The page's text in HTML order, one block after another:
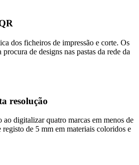
dos ficheiros de impressão e corte. Os
de designs nas pastas da rede da
resolução
ao digitalizar quatro marcas em menos de
registo de 5 mm em materiais coloridos e